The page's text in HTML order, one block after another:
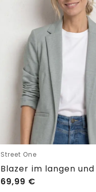
Street One
69,99 €